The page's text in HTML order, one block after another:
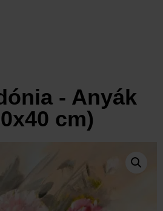
- Anyák
cm)